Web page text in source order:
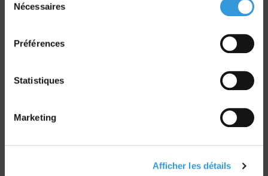
Nécessaires
Préférences
Statistiques
Marketing
Afficher les détails